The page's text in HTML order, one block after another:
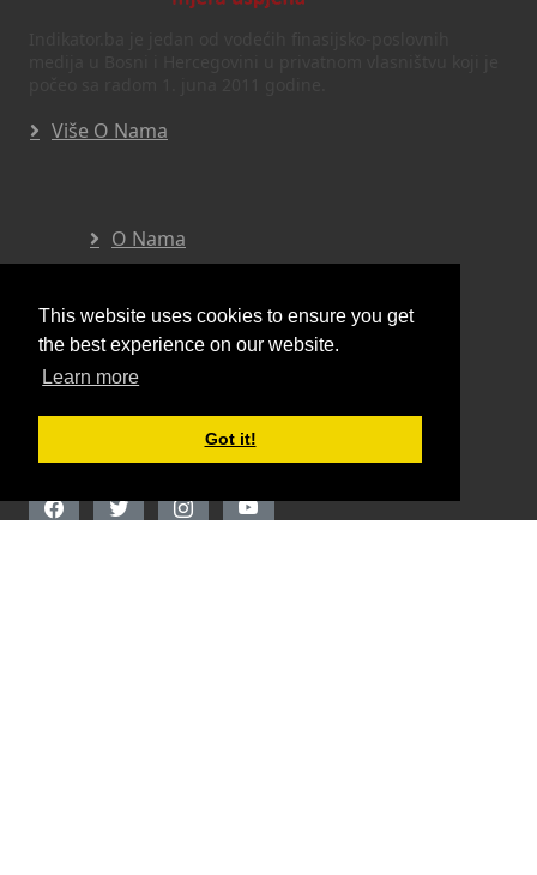
This website uses cookies to ensure you get
the best experience on our website.
Learn more
Got it!
Više O Nama
O Nama
Marketing
Privatnost I Uvjeti
Pratite nas